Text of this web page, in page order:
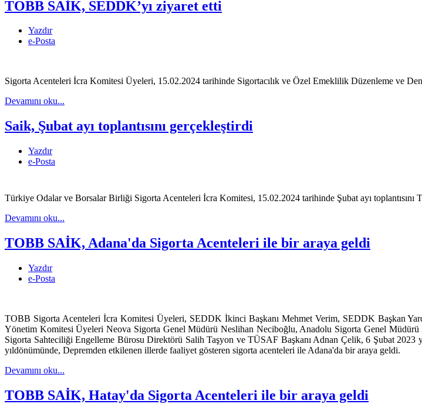
TOBB SAİK, SEDDK’yı ziyaret etti
Yazdır
e-Posta
Sigorta Acenteleri İcra Komitesi Üyeleri, 15.02.2024 tarihinde Sigortacılık ve Özel Emeklilik Düzenleme ve
Devamını oku...
Saik, Şubat ayı toplantısını gerçekleştirdi
Yazdır
e-Posta
Türkiye Odalar ve Borsalar Birliği Sigorta Acenteleri İcra Komitesi, 15.02.2024 tarihinde Şubat ayı toplantısını
Devamını oku...
TOBB SAİK, Adana'da Sigorta Acenteleri ile bir araya geldi
Yazdır
e-Posta
TOBB Sigorta Acenteleri İcra Komitesi Üyeleri, SEDDK İkinci Başkanı Mehmet Verim, SEDDK Başkan
Yönetim Komitesi Üyeleri Neova Sigorta Genel Müdürü Neslihan Neciboğlu, Anadolu Sigorta Genel
Sigorta Sahteciliği Engelleme Bürosu Direktörü Salih Taşyon ve TÜSAF Başkanı Adnan Çelik, 6 Şubat 2023
yıldönümünde, Depremden etkilenen illerde faaliyet gösteren sigorta acenteleri ile Adana'da bir araya geldi.
Devamını oku...
TOBB SAİK, Hatay'da Sigorta Acenteleri ile bir araya geldi